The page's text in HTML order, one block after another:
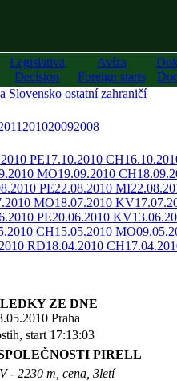
Legislativa
Decision
Avíza
Foreign starts
Slovensko ostatní zahraničí
201020092008
PE17.10.2010 CH
MO19.09.2010 CH
PE22.08.2010 MI
MO18.07.2010 KV
PE20.06.2010 KV
CH15.05.2010 MO
RD18.04.2010 CH
ZE DNE
Praha
start 17:13:03
PIRELL
- 2230 m, cena, 3letí